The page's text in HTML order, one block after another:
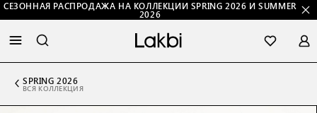
СЕЗОННАЯ РАСПРОДАЖА НА КОЛЛЕКЦИИ SPRING 2026 И SUMMER
2026
SPRING 2026
ВСЯ КОЛЛЕКЦИЯ